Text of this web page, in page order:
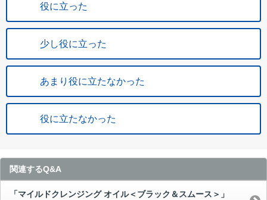
役に立った
少し役に立った
あまり役に立たなかった
役に立たなかった
関連するQ&A
「マイルドクレンジング オイル＜ブラック＆スムース＞」